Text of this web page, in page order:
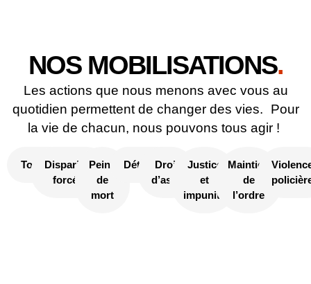
NOS MOBILISATIONS.
Les actions que nous menons avec vous au
quotidien permettent de changer des vies. Pour
la vie de chacun, nous pouvons tous agir !
TortureDisparition
forcées
Peine
de
mort
Détention
Droit
d’asile
Justice
et
impunité
Maintien
de
l’ordre